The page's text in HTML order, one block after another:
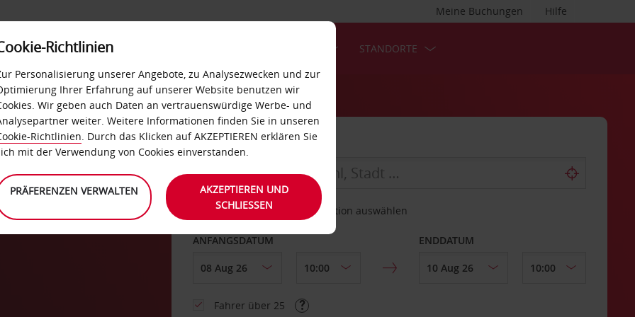
Hilfe
Meine Buchungen
LOYALTY SELF-SERVICES STANDORTE
ABHOLEN VON
Eine andere Rückgabestation auswählen
ANFANGSDATUM ENDDATUM
Fahrer über 25
Richtlinien
Personalisierung unserer Angebote, zu Analysezwecken und zur
Ihrer Erfahrung auf unserer Website benutzen wir
Wir geben auch Daten an vertrauenswürdige Werbe- und
weiter. Weitere Informationen finden Sie in unseren
Richtlinien. Durch das Klicken auf AKZEPTIEREN erklären Sie
mit der Verwendung von Cookies einverstanden.
PRÄFERENZEN VERWALTEN
AKZEPTIEREN UND
SCHLIESSEN